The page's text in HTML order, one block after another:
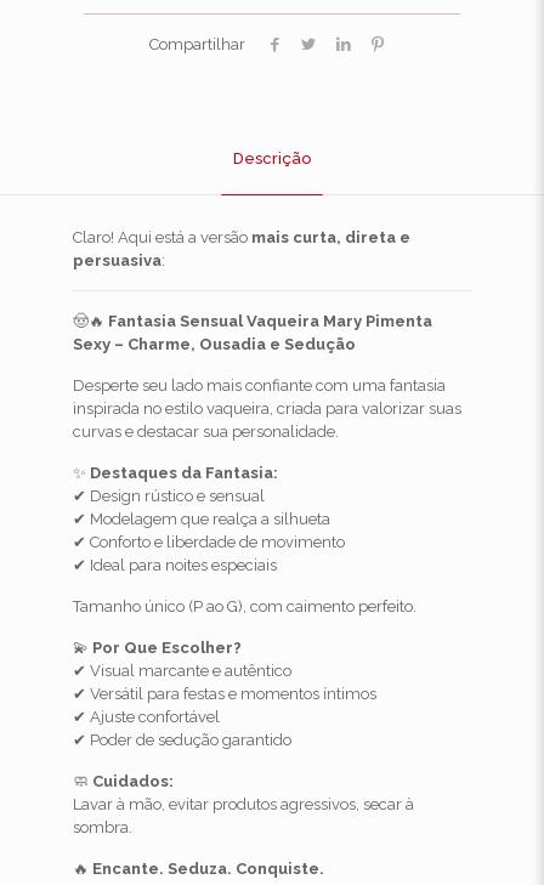
quantidadeCompartilhar
Descrição
Claro! Aqui está a versão mais curta, direta e
persuasiva:
🤠🔥 Fantasia Sensual Vaqueira Mary Pimenta
Sexy – Charme, Ousadia e Sedução
Desperte seu lado mais confiante com uma fantasia
inspirada no estilo vaqueira, criada para valorizar suas
curvas e destacar sua personalidade.
✨ Destaques da Fantasia:
✔ Design rústico e sensual
✔ Modelagem que realça a silhueta
✔ Conforto e liberdade de movimento
✔ Ideal para noites especiais
Tamanho único (P ao G), com caimento perfeito.
💫 Por Que Escolher?
✔ Visual marcante e autêntico
✔ Versátil para festas e momentos íntimos
✔ Ajuste confortável
✔ Poder de sedução garantido
🧼 Cuidados:
Lavar à mão, evitar produtos agressivos, secar à
sombra.
🔥 Encante. Seduza. Conquiste.